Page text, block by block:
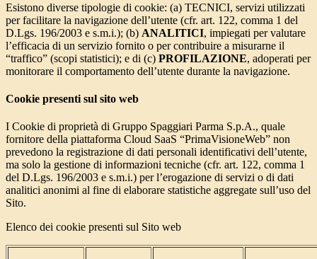
Esistono diverse tipologie di cookie: (a) TECNICI, servizi utilizzati
per facilitare la navigazione dell’utente (cfr. art. 122, comma 1 del
D.Lgs. 196/2003 e s.m.i.); (b) ANALITICI, impiegati per valutare
l’efficacia di un servizio fornito o per contribuire a misurarne il
“traffico” (scopi statistici); e di (c) PROFILAZIONE, adoperati per
monitorare il comportamento dell’utente durante la navigazione.
Cookie presenti sul sito web
I Cookie di proprietà di Gruppo Spaggiari Parma S.p.A., quale
fornitore della piattaforma Cloud SaaS “PrimaVisioneWeb” non
prevedono la registrazione di dati personali identificativi dell’utente,
ma solo la gestione di informazioni tecniche (cfr. art. 122, comma 1
del D.Lgs. 196/2003 e s.m.i.) per l’erogazione di servizi o di dati
analitici anonimi al fine di elaborare statistiche aggregate sull’uso del
Sito.
Elenco dei cookie presenti sul Sito web